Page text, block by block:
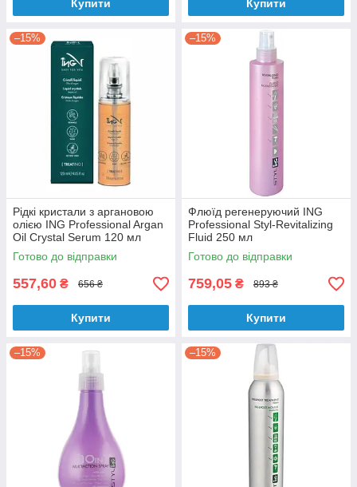
Купити Купити
–15%
Рідкі кристали з аргановою
олією ING Professional Argan
Oil Crystal Serum 120 мл
Готово до відправки
557,60 ₴ 656 ₴
Купити
–15%
Флюїд регенеруючий ING
Professional Styl-Revitalizing
Fluid 250 мл
Готово до відправки
759,05 ₴ 893 ₴
Купити
–15% –15%